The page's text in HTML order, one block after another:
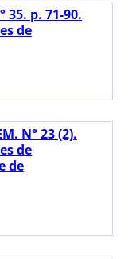
35. p. 71-90.
de
N° 23 (2).
de
de